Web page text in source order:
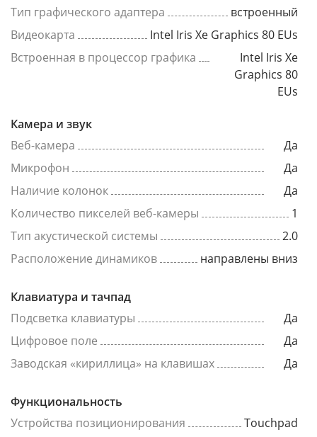
Тип графического адаптера
встроенный
Видеокарта
Intel Iris Xe Graphics 80 EUs
Встроенная в процессор графика
Intel Iris Xe
Graphics 80
EUs
Камера и звук
Веб-камера
Да
Микрофон
Да
Наличие колонок
Да
Количество пикселей веб-камеры
1
Тип акустической системы
2.0
Расположение динамиков
направлены вниз
Клавиатура и тачпад
Подсветка клавиатуры
Да
Цифровое поле
Да
Заводская «кириллица» на клавишах
Да
Функциональность
Устройства позиционирования
Touchpad